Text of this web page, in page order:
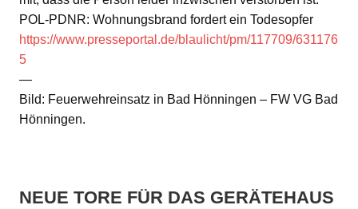
POL-PDNR: Wohnungsbrand fordert ein Todesopfer
https://www.presseportal.de/blaulicht/pm/117709/631176
5
—
Bild: Feuerwehreinsatz in Bad Hönningen – FW VG Bad
Hönningen.
NEUE TORE FÜR DAS GERÄTEHAUS